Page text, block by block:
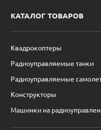
КАТАЛОГ ТОВАРОВ
Квадрокоптеры
Радиоуправляемые танки
Радиоуправляемые
Конструкторы
Машинки на